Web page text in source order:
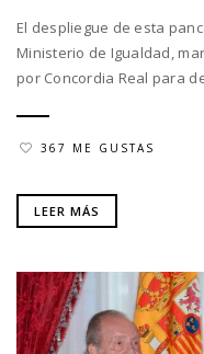
El despliegue de esta
Ministerio de Igualdad,
por Concordia Real para
367 ME GUSTAS
LEER MÁS